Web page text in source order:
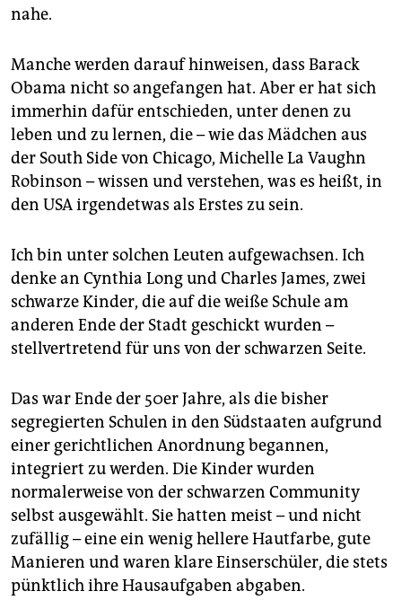
nahe.
Manche werden darauf hinweisen, dass Barack
Obama nicht so angefangen hat. Aber er hat sich
immerhin dafür entschieden, unter denen zu
leben und zu lernen, die – wie das Mädchen aus
der South Side von Chicago, Michelle La Vaughn
Robinson – wissen und verstehen, was es heißt, in
den USA irgendetwas als Erstes zu sein.
Ich bin unter solchen Leuten aufgewachsen. Ich
denke an Cynthia Long und Charles James, zwei
schwarze Kinder, die auf die weiße Schule am
anderen Ende der Stadt geschickt wurden –
stellvertretend für uns von der schwarzen Seite.
Das war Ende der 50er Jahre, als die bisher
segregierten Schulen in den Südstaaten aufgrund
einer gerichtlichen Anordnung begannen,
integriert zu werden. Die Kinder wurden
normalerweise von der schwarzen Community
selbst ausgewählt. Sie hatten meist – und nicht
zufällig – eine ein wenig hellere Hautfarbe, gute
Manieren und waren klare Einserschüler, die stets
pünktlich ihre Hausaufgaben abgaben.